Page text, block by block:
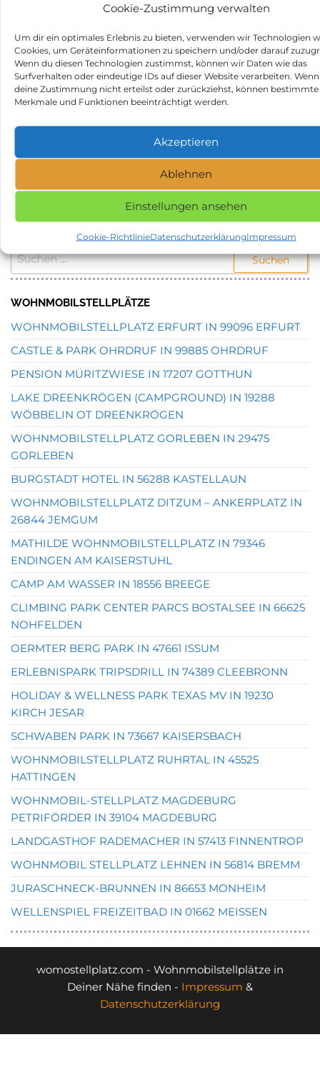
Cookie-Zustimmung verwalten
Um dir ein optimales Erlebnis zu bieten, verwenden wir Technologien
Cookies, um Geräteinformationen zu speichern und/oder darauf
Wenn du diesen Technologien zustimmst, können wir Daten wie das
Surfverhalten oder eindeutige IDs auf dieser Website verarbeiten.
deine Zustimmung nicht erteilst oder zurückziehst, können bestimmte
Merkmale und Funktionen beeinträchtigt werden.
Akzeptieren
Ablehnen
Einstellungen ansehen
Cookie-RichtlinieDatenschutzerklärungImpressum
Beitragsnavigation
Texas MV in 19230 Kirch
Jesar
WEITER
Issum
Kategorie Stellplätze
Stellplatz in 74389 Cleebronn
NAME, STADT ODER POSTLEITZAHL DES
GEWÜNSCHTEN STELLPLATZES EINGEBEN UND
SUCHEN.
SUCHEN
WOHNMOBILSTELLPLÄTZE
WOHNMOBILSTELLPLATZ ERFURT IN 99096 ERFURT
CASTLE & PARK OHRDRUF IN 99885 OHRDRUF
PENSION MÜRITZWIESE IN 17207 GOTTHUN
LAKE DREENKRÖGEN (CAMPGROUND) IN 19288
WÖBBELIN OT DREENKRÖGEN
WOHNMOBILSTELLPLATZ GORLEBEN IN 29475
GORLEBEN
BURGSTADT HOTEL IN 56288 KASTELLAUN
WOHNMOBILSTELLPLATZ DITZUM – ANKERPLATZ IN
26844 JEMGUM
MATHILDE WOHNMOBILSTELLPLATZ IN 79346
ENDINGEN AM KAISERSTUHL
CAMP AM WASSER IN 18556 BREEGE
CLIMBING PARK CENTER PARCS BOSTALSEE IN 66625
NOHFELDEN
OERMTER BERG PARK IN 47661 ISSUM
ERLEBNISPARK TRIPSDRILL IN 74389 CLEEBRONN
HOLIDAY & WELLNESS PARK TEXAS MV IN 19230
KIRCH JESAR
SCHWABEN PARK IN 73667 KAISERSBACH
WOHNMOBILSTELLPLATZ RUHRTAL IN 45525
HATTINGEN
WOHNMOBIL-STELLPLATZ MAGDEBURG
PETRIFÖRDER IN 39104 MAGDEBURG
LANDGASTHOF RADEMACHER IN 57413 FINNENTROP
WOHNMOBIL STELLPLATZ LEHNEN IN 56814 BREMM
JURASCHNECK-BRUNNEN IN 86653 MONHEIM
WELLENSPIEL FREIZEITBAD IN 01662 MEISSEN
womostellplatz.com - Wohnmobilstellplätze in
Deiner Nähe finden - Impressum &
Datenschutzerklärung